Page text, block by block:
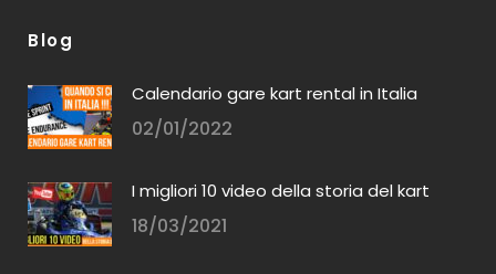
Blog
Calendario gare kart rental in Italia
02/01/2022
I migliori 10 video della storia del kart
18/03/2021